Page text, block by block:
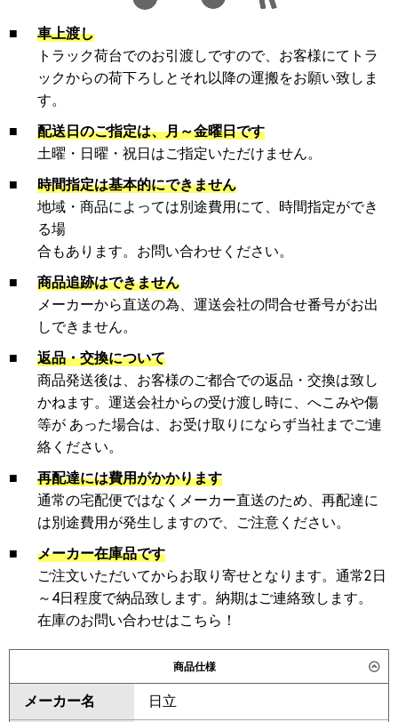
■
車上渡し
トラック荷台でのお引渡しですので、お客様にてトラ
ックからの荷下ろしとそれ以降の運搬をお願い致しま
す。
■
配送日のご指定は、月～金曜日です
土曜・日曜・祝日はご指定いただけません。
■
時間指定は基本的にできません
地域・商品によっては別途費用にて、時間指定ができ
る場
合もあります。お問い合わせください。
■
商品追跡はできません
メーカーから直送の為、運送会社の問合せ番号がお出
しできません。
■
返品・交換について
商品発送後は、お客様のご都合での返品・交換は致し
かねます。運送会社からの受け渡し時に、へこみや傷
等が あった場合は、お受け取りにならず当社までご連
絡ください。
■
再配達には費用がかかります
通常の宅配便ではなくメーカー直送のため、再配達に
は別途費用が発生しますので、ご注意ください。
■
メーカー在庫品です
ご注文いただいてからお取り寄せとなります。通常2日
～4日程度で納品致します。納期はご連絡致します。
在庫のお問い合わせはこちら！
商品仕様
メーカー名 日立